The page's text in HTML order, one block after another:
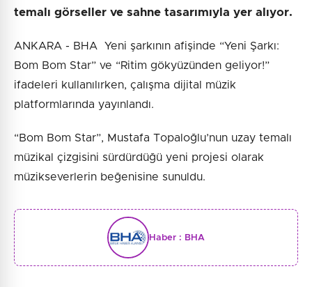
temalı görseller ve sahne tasarımıyla yer alıyor.
ANKARA - BHA Yeni şarkının afişinde “Yeni Şarkı:
Bom Bom Star” ve “Ritim gökyüzünden geliyor!”
ifadeleri kullanılırken, çalışma dijital müzik
platformlarında yayınlandı.
“Bom Bom Star”, Mustafa Topaloğlu’nun uzay temalı
müzikal çizgisini sürdürdüğü yeni projesi olarak
müzikseverlerin beğenisine sunuldu.
Haber : BHA